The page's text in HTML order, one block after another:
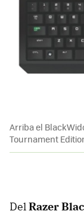
Arriba el
Tournament
Del Razer